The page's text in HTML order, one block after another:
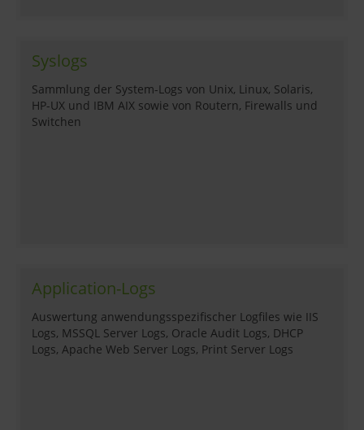
Syslogs
Sammlung der System-Logs von Unix, Linux, Solaris,
HP-UX und IBM AIX sowie von Routern, Firewalls und
Switchen
Application-Logs
Auswertung anwendungsspezifischer Logfiles wie IIS
Logs, MSSQL Server Logs, Oracle Audit Logs, DHCP
Logs, Apache Web Server Logs, Print Server Logs